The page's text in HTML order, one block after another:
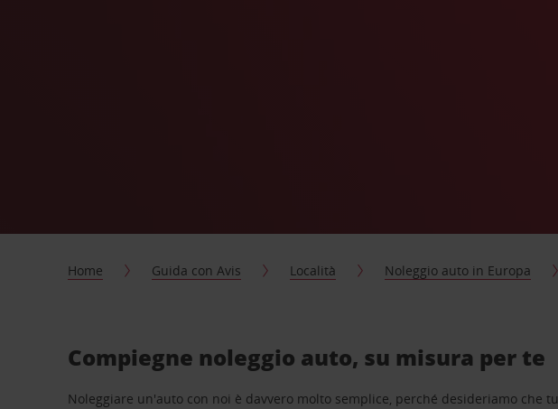
Home Guida con Avis Località Noleggio auto in Europa
Compiegne noleggio auto, su misura per te
Noleggiare un'auto con noi è davvero molto semplice, perché desideriamo che tu